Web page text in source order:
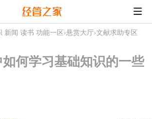
新闻 读书 功能一区 ›悬赏大厅›文献求助专区
何学习基础知识的一些